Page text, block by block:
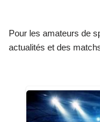
Pour les amateurs de
actualités et des